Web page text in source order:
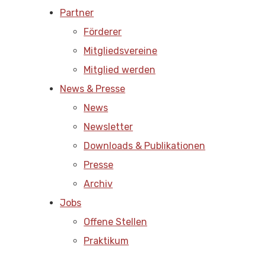
Partner
Förderer
Mitgliedsvereine
Mitglied werden
News & Presse
News
Newsletter
Downloads & Publikationen
Presse
Archiv
Jobs
Offene Stellen
Praktikum